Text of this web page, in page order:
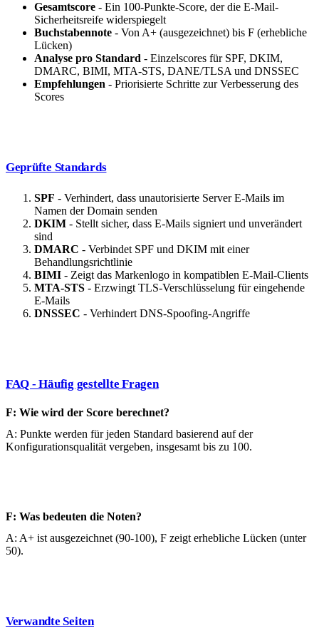
Gesamtscore - Ein 100-Punkte-Score, der die E-Mail-
Sicherheitsreife widerspiegelt
Buchstabennote - Von A+ (ausgezeichnet) bis F (erhebliche
Lücken)
Analyse pro Standard - Einzelscores für SPF, DKIM,
DMARC, BIMI, MTA-STS, DANE/TLSA und DNSSEC
Empfehlungen - Priorisierte Schritte zur Verbesserung des
Scores
Geprüfte Standards
SPF - Verhindert, dass unautorisierte Server E-Mails im
Namen der Domain senden
DKIM - Stellt sicher, dass E-Mails signiert und unverändert
sind
DMARC - Verbindet SPF und DKIM mit einer
Behandlungsrichtlinie
BIMI - Zeigt das Markenlogo in kompatiblen E-Mail-Clients
MTA-STS - Erzwingt TLS-Verschlüsselung für eingehende
E-Mails
DNSSEC - Verhindert DNS-Spoofing-Angriffe
FAQ - Häufig gestellte Fragen
F: Wie wird der Score berechnet?
A: Punkte werden für jeden Standard basierend auf der
Konfigurationsqualität vergeben, insgesamt bis zu 100.
F: Was bedeuten die Noten?
A: A+ ist ausgezeichnet (90-100), F zeigt erhebliche Lücken (unter
50).
Verwandte Seiten